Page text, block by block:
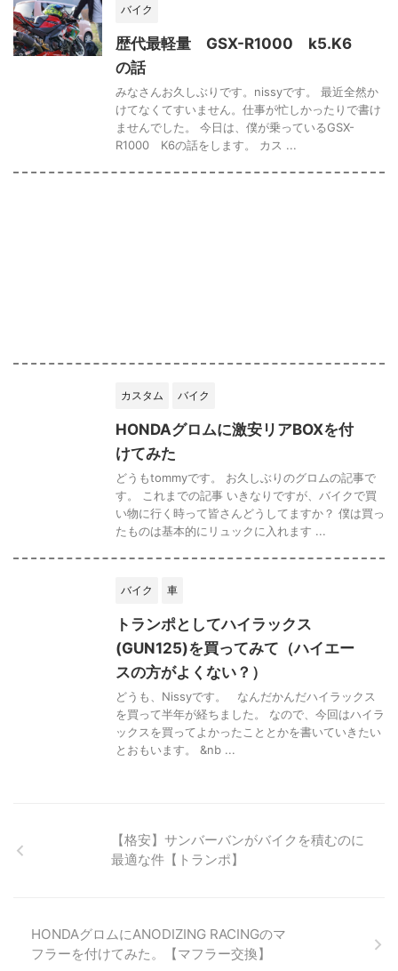
バイク
歴代最軽量 GSX-R1000 k5.K6
の話
みなさんお久しぶりです。nissyです。 最近全然か
けてなくてすいません。仕事が忙しかったりで書け
ませんでした。 今日は、僕が乗っているGSX-
R1000 K6の話をします。 カス ...
カスタム バイク
HONDAグロムに激安リアBOXを付
けてみた
どうもtommyです。 お久しぶりのグロムの記事で
す。 これまでの記事 いきなりですが、バイクで買
い物に行く時って皆さんどうしてますか？ 僕は買っ
たものは基本的にリュックに入れます ...
バイク 車
トランポとしてハイラックス
(GUN125)を買ってみて（ハイエー
スの方がよくない？）
どうも、Nissyです。 なんだかんだハイラックス
を買って半年が経ちました。 なので、今回はハイラ
ックスを買ってよかったこととかを書いていきたい
とおもいます。 &nb ...
【格安】サンバーバンがバイクを積むのに
最適な件【トランポ】
HONDAグロムにANODIZING RACINGのマ
フラーを付けてみた。【マフラー交換】